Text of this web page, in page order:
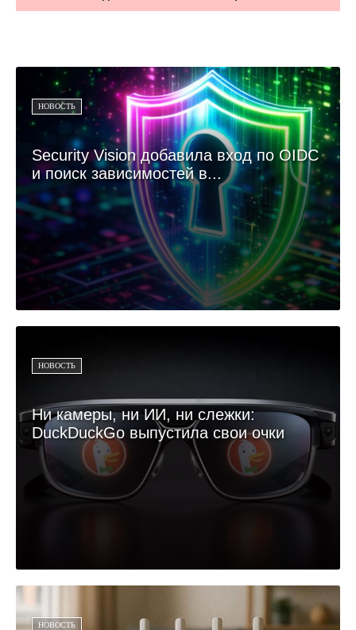
НОВОСТЬ
Security Vision добавила вход по OIDC
и поиск зависимостей в...
НОВОСТЬ
Ни камеры, ни ИИ, ни слежки:
DuckDuckGo выпустила свои очки
НОВОСТЬ